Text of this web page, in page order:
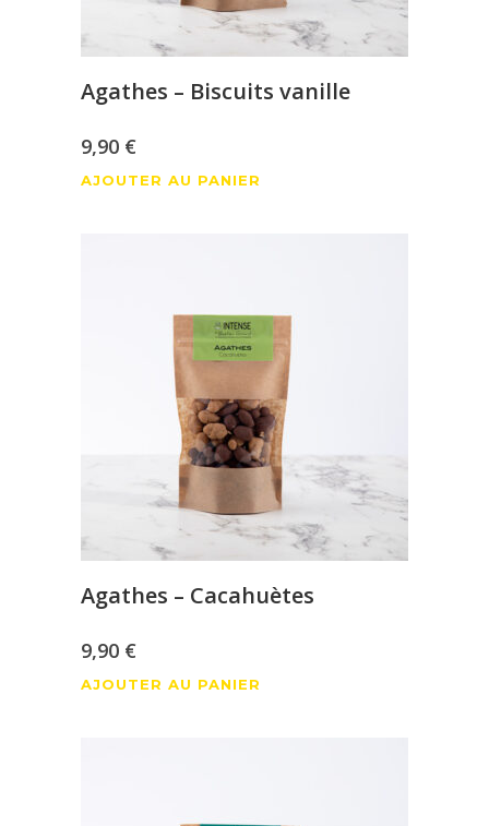
Agathes – Biscuits vanille
9,90 €
AJOUTER AU PANIER
Agathes – Cacahuètes
9,90 €
AJOUTER AU PANIER